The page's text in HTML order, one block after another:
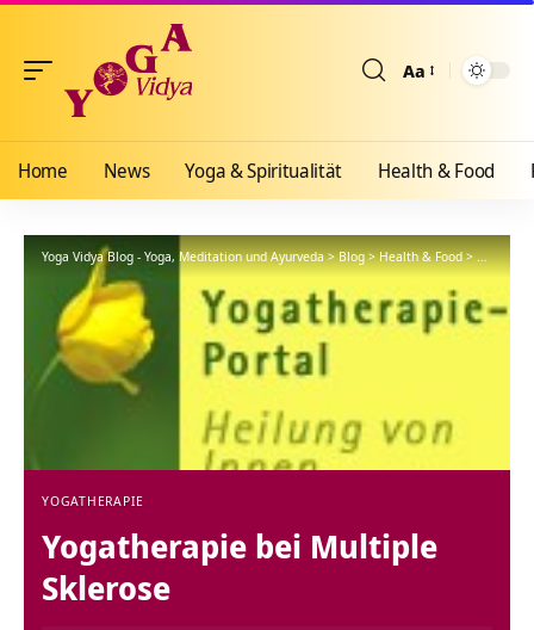
Aa
Home News Yoga & Spiritualität Health & Food
Yoga Vidya Blog - Yoga, Meditation und Ayurveda>Blog>Health & Food>
YOGATHERAPIE
Yogatherapie bei Multiple
Sklerose